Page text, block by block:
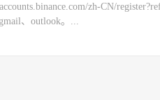
zh-CN/
、outlook。...